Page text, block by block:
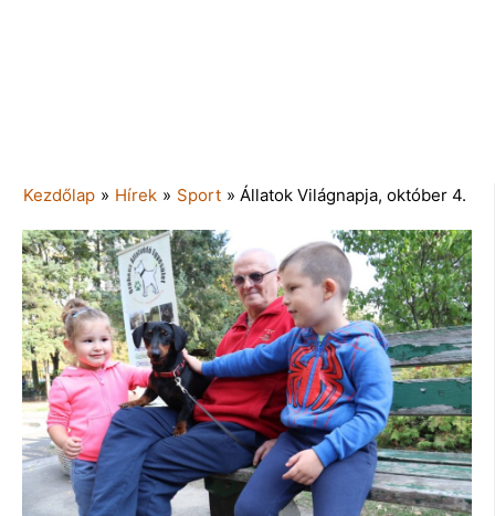
Kezdőlap » Hírek » Sport » Állatok Világnapja, október 4.